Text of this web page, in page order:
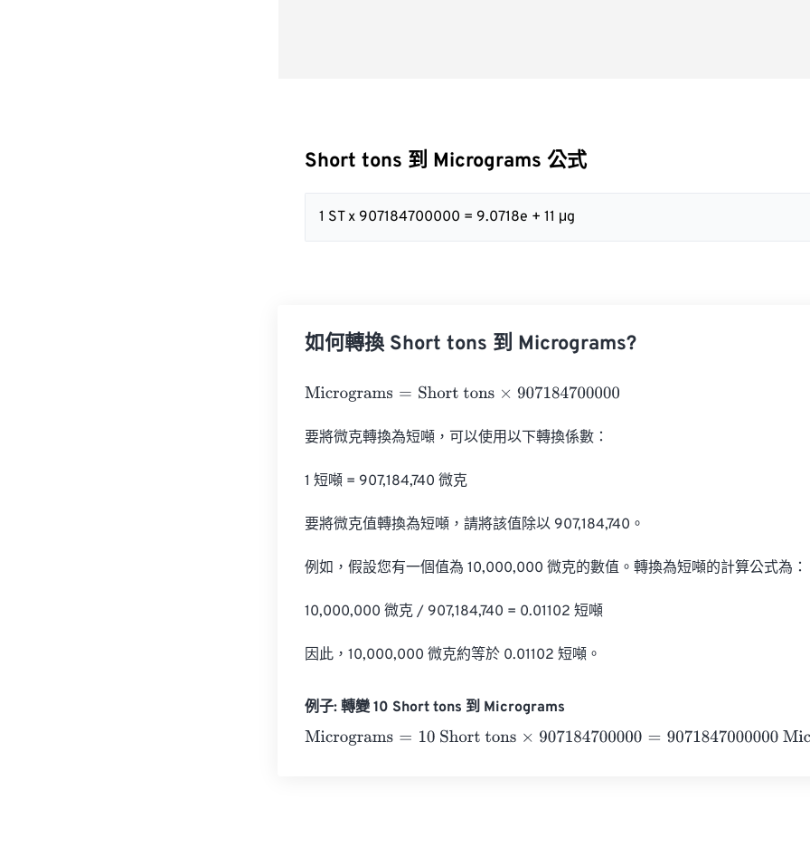
Short tons 到 Micrograms 公式
1 ST x 907184700000 = 9.0718e + 11 μg
如何轉換 Short tons 到 Micrograms?
Micrograms=Short tons ×907184700000
要將微克轉換為短噸，可以使用以下轉換係數：
1 短噸 = 907,184,740 微克
要將微克值轉換為短噸，請將該值除以 907,184,740。
例如，假設您有一個值為 10,000,000 微克的數值。轉換為短噸的計算公式為：
10,000,000 微克 / 907,184,740 = 0.01102 短噸
因此，10,000,000 微克約等於 0.01102 短噸。
例子: 轉變 10 Short tons 到 Micrograms
Micrograms=10 Short tons×907184700000=9071847000000 Micrograms